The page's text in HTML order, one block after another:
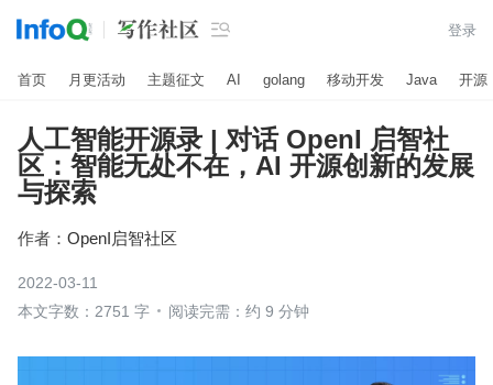
 登录
首页 月更活动 主题征文 AI golang 移动开发 Java 开源
人工智能开源录 | 对话 OpenI 启智社
区：智能无处不在，AI 开源创新的发展
与探索
作者： OpenI启智社区
2022-03-11
本文字数：2751 字
阅读完需：约 9 分钟